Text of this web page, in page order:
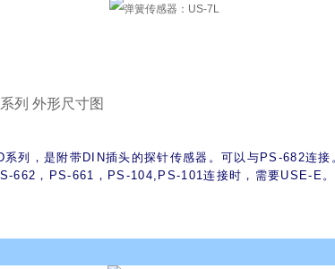
列 外形尺寸图
系列，是附带DIN插头的探针传感器。可以与PS-682连接
662，PS-661，PS-104,PS-101连接时，需要USE-E。